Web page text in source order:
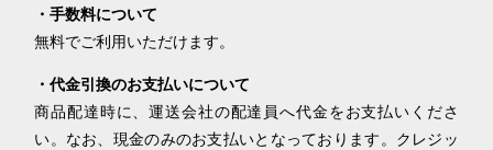
・手数料について
無料でご利用いただけます。
・代金引換のお支払いについて
商品配達時に、運送会社の配達員へ代金をお支払いくださ
い。なお、現金のみのお支払いとなっております。クレジッ